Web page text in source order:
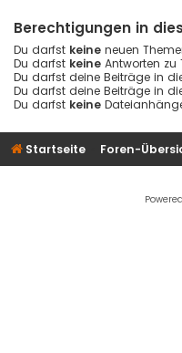
Berechtigungen in
Du darfst keine neuen
Du darfst keine Antworten zu
Du darfst deine Beiträge in
Du darfst deine Beiträge in
Du darfst keine
Startseite Foren-